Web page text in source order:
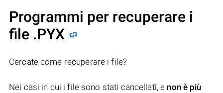
Programmi per recuperare i
file .PYX
Cercate come recuperare i file?
Nei casi in cui i file sono stati cancellati, e non è più